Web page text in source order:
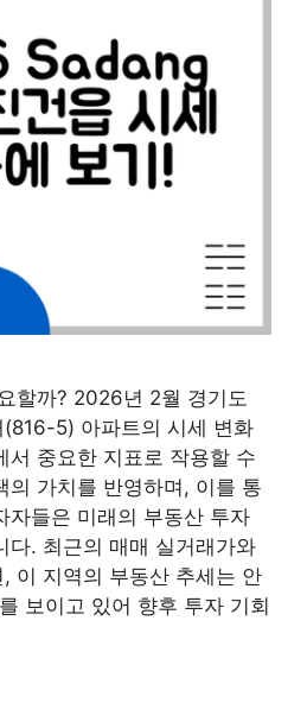
할까? 2026년 2월 경기도
5) 아파트의 시세 변화
서 중요한 지표로 작용할 수
의 가치를 반영하며, 이를 통
자들은 미래의 부동산 투자
다. 최근의 매매 실거래가와
이 지역의 부동산 추세는 안
보이고 있어 향후 투자 기회